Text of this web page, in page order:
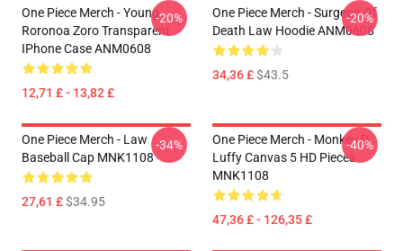
One Piece Merch - Young
Roronoa Zoro Transparent
IPhone Case ANM0608
12,71 £ - 13,82 £
-20%
One Piece Merch - Surgeon Of
Death Law Hoodie ANM0608
34,36 £$43.5
-20%
One Piece Merch - Law
Baseball Cap MNK1108
27,61 £$34.95
-34%
One Piece Merch - Monkey D.
Luffy Canvas 5 HD Pieces
MNK1108
47,36 £ - 126,35 £
-40%